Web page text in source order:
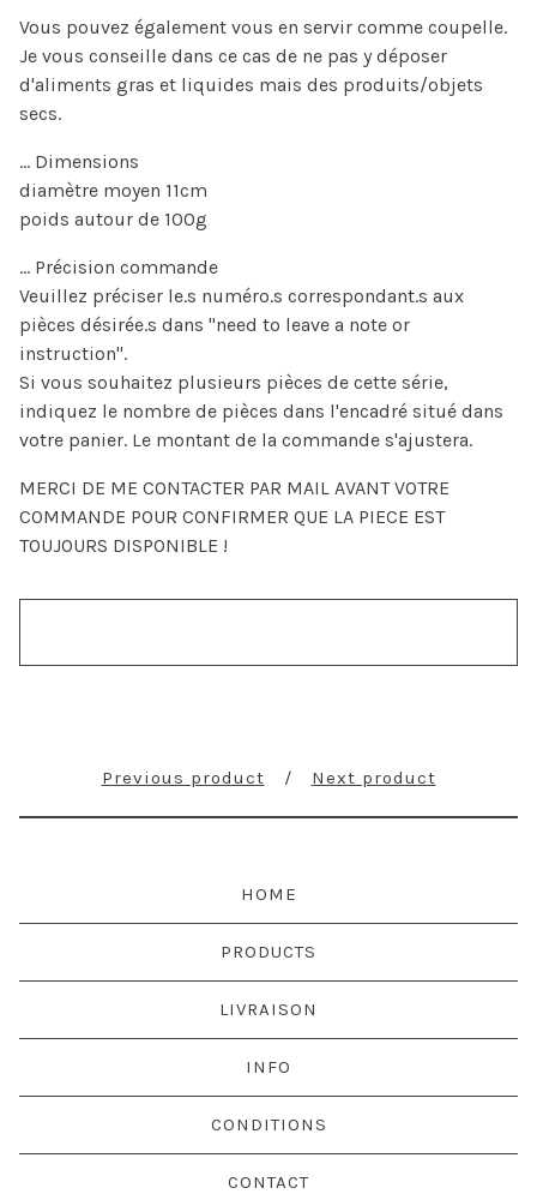
Vous pouvez également vous en servir comme coupelle.
Je vous conseille dans ce cas de ne pas y déposer
d'aliments gras et liquides mais des produits/objets
secs.
... Dimensions
diamètre moyen 11cm
poids autour de 100g
... Précision commande
Veuillez préciser le.s numéro.s correspondant.s aux
pièces désirée.s dans "need to leave a note or
instruction".
Si vous souhaitez plusieurs pièces de cette série,
indiquez le nombre de pièces dans l'encadré situé dans
votre panier. Le montant de la commande s'ajustera.
MERCI DE ME CONTACTER PAR MAIL AVANT VOTRE
COMMANDE POUR CONFIRMER QUE LA PIECE EST
TOUJOURS DISPONIBLE !
Previous product Next product
HOME
PRODUCTS
LIVRAISON
INFO
CONDITIONS
CONTACT